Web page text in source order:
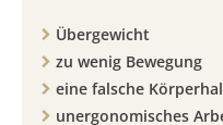
Übergewicht
zu wenig Bewegung
eine falsche
unergonomisches